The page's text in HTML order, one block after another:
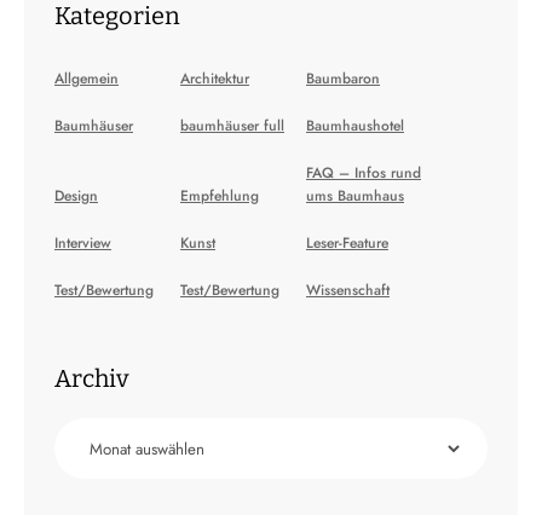
Kategorien
Allgemein Architektur Baumbaron
Baumhäuser baumhäuser full Baumhaushotel
Design Empfehlung
FAQ – Infos rund
ums Baumhaus
Interview Kunst Leser-Feature
Test/Bewertung Test/Bewertung Wissenschaft
Archiv
Archiv